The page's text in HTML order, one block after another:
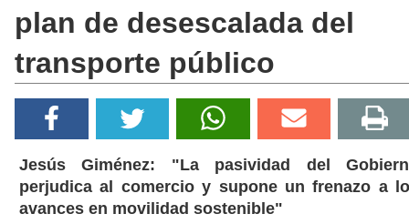
plan de desescalada del
transporte público
Jesús Giménez: "La pasividad del
perjudica al comercio y supone un frenazo a
avances en movilidad sostenible"